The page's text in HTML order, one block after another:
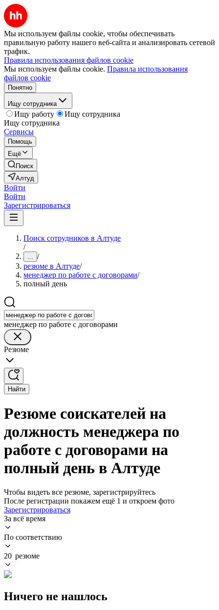
Мы используем файлы cookie, чтобы обеспечивать
правильную работу нашего веб-сайта и анализировать сетевой
трафик.
Правила использования файлов cookie
Мы используем файлы cookie. Правила использования
файлов cookie
Понятно
Ищу сотрудника
Ищу работу
Ищу сотрудника
Ищу сотрудника
Сервисы
Помощь
Ещё
Поиск
Алтуд
Войти
Войти
Зарегистрироваться
Поиск сотрудников в Алтуде
/
... /
резюме в Алтуде/
менеджер по работе с договорами/
полный день
менеджер по работе с договорами
Резюме
Найти
Резюме соискателей на
должность менеджера по
работе с договорами на
полный день в Алтуде
Чтобы видеть все резюме, зарегистрируйтесь
После регистрации покажем ещё 1 и откроем фото
Зарегистрироваться
За всё время
По соответствию
20 резюме
Ничего не нашлось